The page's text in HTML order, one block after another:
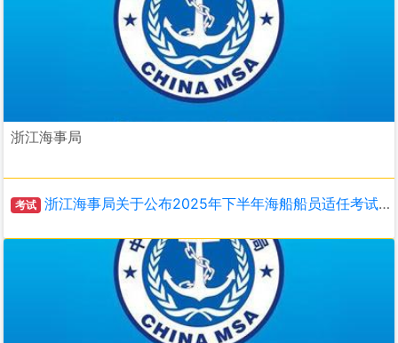
浙江海事局
考试 浙江海事局关于公布2025年下半年海船船员适任考试和评估计划的通知